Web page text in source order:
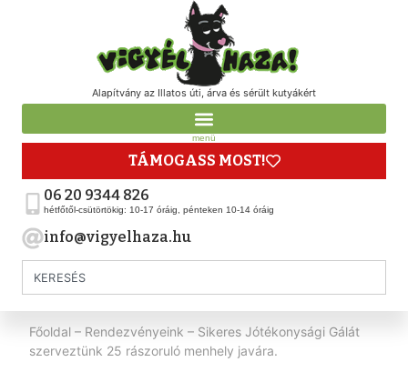
Alapítvány az Illatos úti, árva és sérült kutyákért
menü
TÁMOGASS MOST!
06 20 9344 826
hétfőtől-csütörtökig: 10-17 óráig, pénteken 10-14 óráig
info@vigyelhaza.hu
Főoldal – Rendezvényeink – Sikeres Jótékonysági Gálát
szerveztünk 25 rászoruló menhely javára.